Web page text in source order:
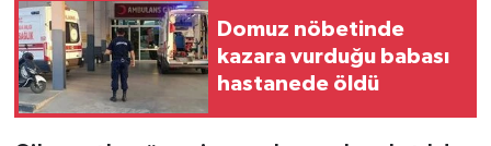
Domuz nöbetinde
kazara vurduğu babası
hastanede öldü